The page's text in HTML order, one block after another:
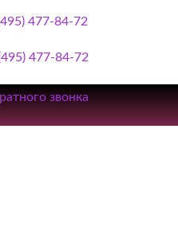
477-84-72
477-84-72
звонка